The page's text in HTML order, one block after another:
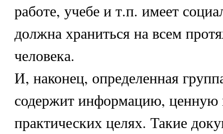
работе, учебе и т.п. имеет
должна храниться на всем
человека.
И, наконец, определенная
содержит информацию, ценную
практических целях. Такие